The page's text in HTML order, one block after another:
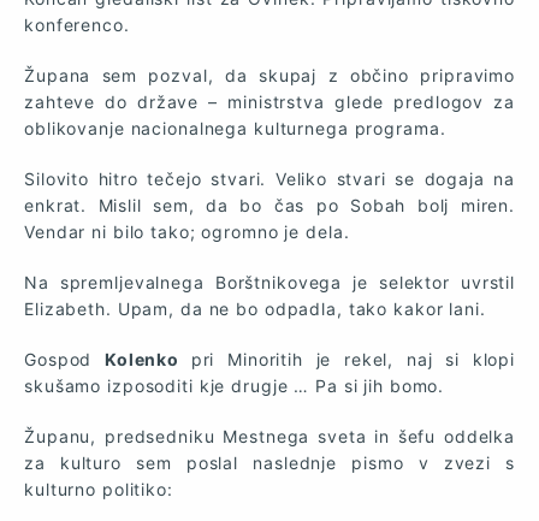
konferenco.
Župana sem pozval, da skupaj z občino pripravimo
zahteve do države – ministrstva glede predlogov za
oblikovanje nacionalnega kulturnega programa.
Silovito hitro tečejo stvari. Veliko stvari se dogaja na
enkrat. Mislil sem, da bo čas po Sobah bolj miren.
Vendar ni bilo tako; ogromno je dela.
Na spremljevalnega Borštnikovega je selektor uvrstil
Elizabeth. Upam, da ne bo odpadla, tako kakor lani.
Gospod Kolenko pri Minoritih je rekel, naj si klopi
skušamo izposoditi kje drugje … Pa si jih bomo.
Županu, predsedniku Mestnega sveta in šefu oddelka
za kulturo sem poslal naslednje pismo v zvezi s
kulturno politiko: